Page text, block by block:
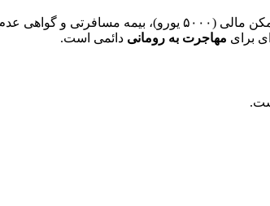
مهاجرت به رومانی دائمی است.